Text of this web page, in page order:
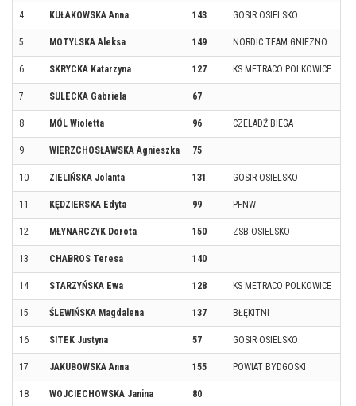
4 KUŁAKOWSKA Anna 143 GOSIR OSIELSKO
5 MOTYLSKA Aleksa 149 NORDIC TEAM GNIEZNO
6 SKRYCKA Katarzyna 127 KS METRACO POLKOWICE
7 SULECKA Gabriela 67
8 MÓL Wioletta 96 CZELADŹ BIEGA
9 WIERZCHOSŁAWSKA Agnieszka 75
10 ZIELIŃSKA Jolanta 131 GOSIR OSIELSKO
11 KĘDZIERSKA Edyta 99 PFNW
12 MŁYNARCZYK Dorota 150 ZSB OSIELSKO
13 CHABROS Teresa 140
14 STARZYŃSKA Ewa 128 KS METRACO POLKOWICE
15 ŚLEWIŃSKA Magdalena 137 BŁĘKITNI
16 SITEK Justyna 57 GOSIR OSIELSKO
17 JAKUBOWSKA Anna 155 POWIAT BYDGOSKI
18 WOJCIECHOWSKA Janina 80